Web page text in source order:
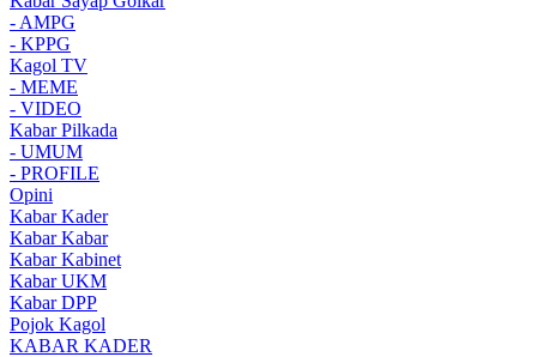
- AMPG
- KPPG
Kagol TV
- MEME
- VIDEO
Kabar Pilkada
- UMUM
- PROFILE
Opini
Kabar Kader
Kabar Kabar
Kabar Kabinet
Kabar UKM
Kabar DPP
Pojok Kagol
KABAR KADER